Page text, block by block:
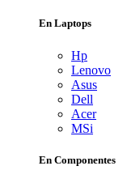
En Laptops
Hp
Lenovo
Asus
Dell
Acer
MSi
En Componentes